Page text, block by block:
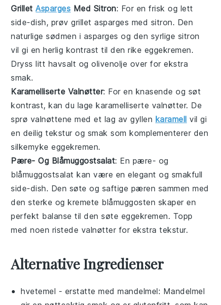
GrilletAsparges Med Sitron: For en frisk og lett
side-dish, prøvgrillet asparges med sitron. Den
naturlige sødmen i asparges og den syrlige sitron
vil gi en herlig kontrast til den rike eggekremen.
Dryss litt havsalt ogolivenolje over for ekstra
smak.
Karamelliserte Valnøtter: For en knasende og søt
kontrast, kan du lagekaramelliserte valnøtter. De
sprø valnøttene med et lag av gyllen karamell vil gi
en deilig tekstur og smak som komplementerer den
silkemykeeggekremen.
Pære- Og Blåmuggostsalat: En pære- og
blåmuggostsalat kan være en elegant og smakfull
side-dish. Den søte og saftige pæren sammen med
den sterke og kremete blåmuggosten skaper en
perfekt balanse til den søte eggekremen. Topp
med noen ristede valnøtter for ekstra tekstur.
Alternative Ingredienser
hvetemel - erstatte medmandelmel: Mandelmel